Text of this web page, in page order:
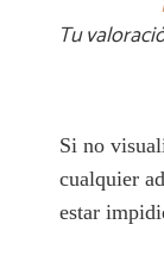
Tu
Si no
cualquier
estar